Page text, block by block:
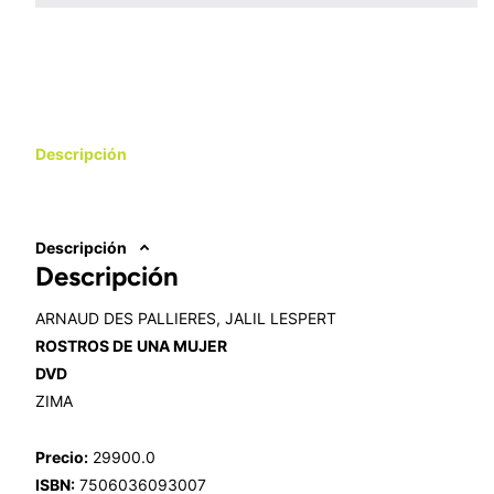
Descripción
Descripción
Descripción
ARNAUD DES PALLIERES, JALIL LESPERT
ROSTROS DE UNA MUJER
DVD
ZIMA
Precio: 29900.0
ISBN: 7506036093007